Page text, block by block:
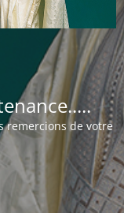
remercions de votre